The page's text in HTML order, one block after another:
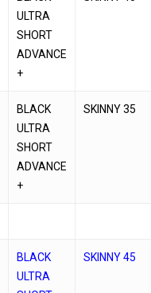
ULTRA
SHORT
ADVANCE
+
BLACK
ULTRA
SHORT
ADVANCE
+
SKINNY 35
BLACK
ULTRA
SKINNY 45